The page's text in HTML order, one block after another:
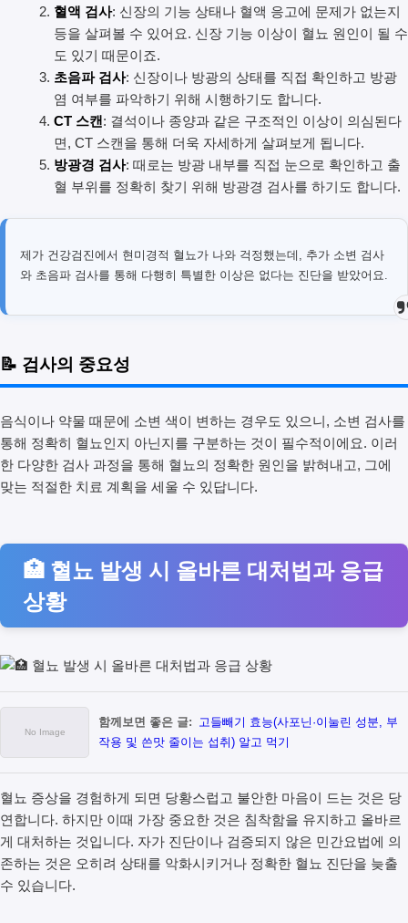
혈액 검사: 신장의 기능 상태나 혈액 응고에 문제가 없는지
등을 살펴볼 수 있어요. 신장 기능 이상이 혈뇨 원인이 될 수
도 있기 때문이죠.
초음파 검사: 신장이나 방광의 상태를 직접 확인하고 방광
염 여부를 파악하기 위해 시행하기도 합니다.
CT 스캔 : 결석이나 종양과 같은 구조적인 이상이 의심된다
면, CT 스캔을 통해 더욱 자세하게 살펴보게 됩니다.
방광경 검사: 때로는 방광 내부를 직접 눈으로 확인하고 출
혈 부위를 정확히 찾기 위해 방광경 검사를 하기도 합니다.
제가 건강검진에서 현미경적 혈뇨가 나와 걱정했는데, 추가 소변 검사
와 초음파 검사를 통해 다행히 특별한 이상은 없다는 진단을 받았어요.
📝 검사의 중요성
음식이나 약물 때문에 소변 색이 변하는 경우도 있으니, 소변 검사를
통해 정확히 혈뇨인지 아닌지를 구분하는 것이 필수적이에요. 이러
한 다양한 검사 과정을 통해 혈뇨의 정확한 원인을 밝혀내고, 그에
맞는 적절한 치료 계획을 세울 수 있답니다.
🏥 혈뇨 발생 시 올바른 대처법과 응급
상황
함께보면 좋은 글:
고들빼기 효능(사포닌·이눌린 성분, 부
작용 및 쓴맛 줄이는 섭취) 알고 먹기
혈뇨 증상을 경험하게 되면 당황스럽고 불안한 마음이 드는 것은 당
연합니다. 하지만 이때 가장 중요한 것은 침착함을 유지하고 올바르
게 대처하는 것입니다. 자가 진단이나 검증되지 않은 민간요법에 의
존하는 것은 오히려 상태를 악화시키거나 정확한 혈뇨 진단을 늦출
수 있습니다.